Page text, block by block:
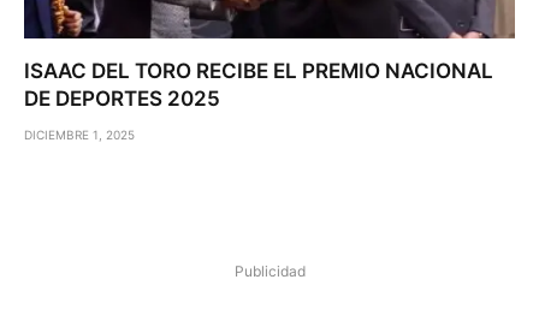
ISAAC DEL TORO RECIBE EL PREMIO NACIONAL
DE DEPORTES 2025
DICIEMBRE 1, 2025
Publicidad